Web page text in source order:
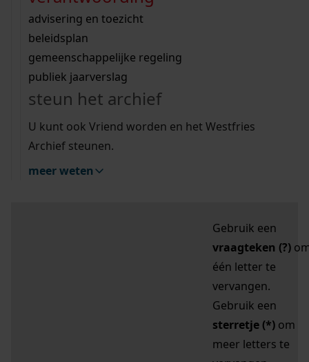
bouwvergunningen
omgevingsvergunningen
vergunningen
beeld en geluid
uitleg nodig?
Wij helpen u op weg met een aantal zoektips.
bekijk alle zoektips
Wij helpen u op weg met een aantal zoektips.
bekijk alle zoektips
bekijk ons geschiedenislokaal
advisering en toezicht
beleidsplan
gemeenschappelijke regeling
publiek jaarverslag
steun het archief
U kunt ook Vriend worden en het Westfries
Archief steunen.
meer weten
zoektips
Mijn Studiezaal (inloggen)
uw zoekopdracht te
Gebruik een
vraagteken (?)
één letter te
vervangen.
Gebruik een
sterretje (*) om
meer letters te